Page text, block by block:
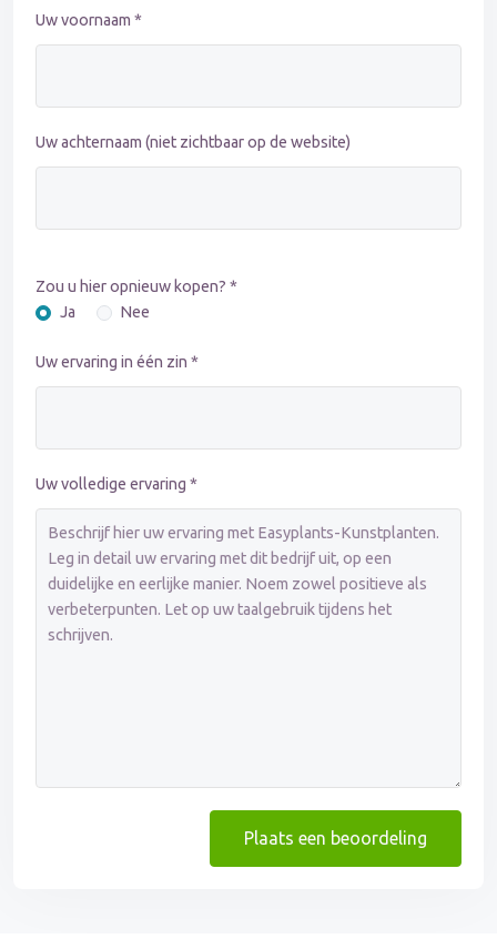
Uw voornaam *
Uw achternaam (niet zichtbaar op de website)
Zou u hier opnieuw kopen? *
Ja
Nee
Uw ervaring in één zin *
Uw volledige ervaring *
Plaats een beoordeling